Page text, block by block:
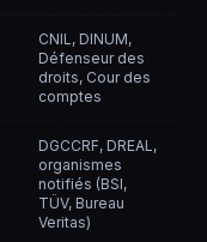
CNIL, DINUM,
Défenseur des
droits, Cour des
comptes
DGCCRF, DREAL,
organismes
notifiés (BSI,
TÜV, Bureau
Veritas)